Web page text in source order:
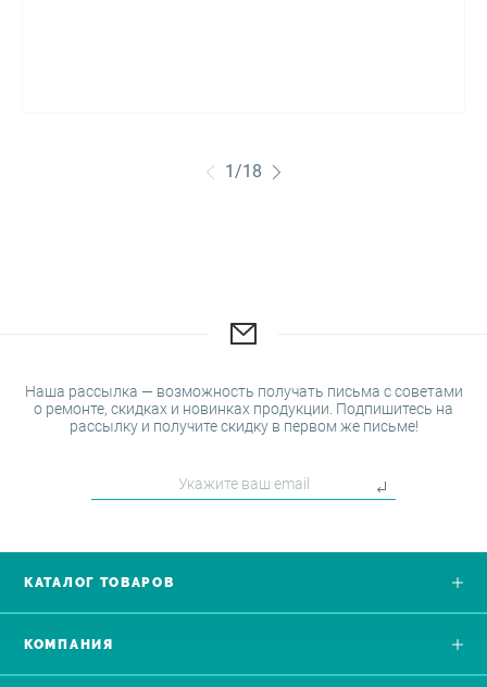
1/18
Наша рассылка — возможность получать письма с советами
о ремонте, скидках и новинках продукции. Подпишитесь на
рассылку и получите скидку в первом же письме!
КАТАЛОГ ТОВАРОВ
КОМПАНИЯ